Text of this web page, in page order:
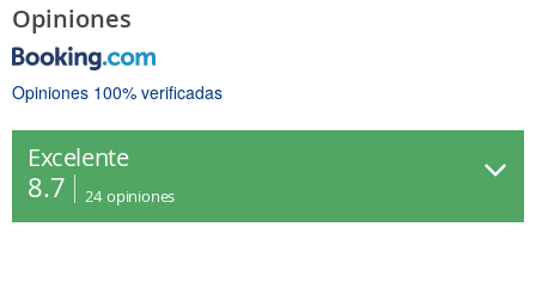
Opiniones
Opiniones 100% verificadas
Excelente
8.7 24 opiniones